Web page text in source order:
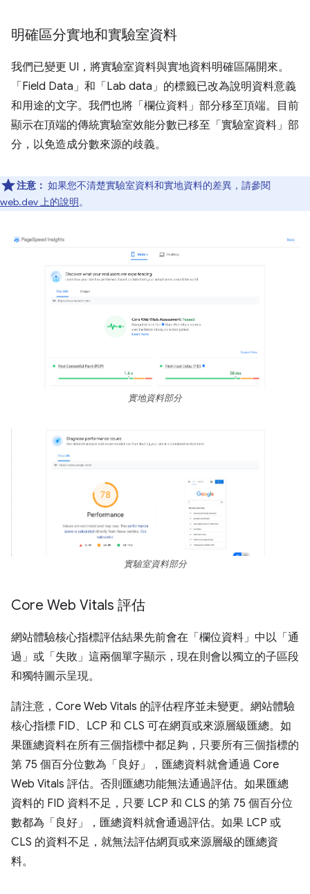
明確區分實地和實驗室資料
我們已變更 UI，將實驗室資料與實地資料明確區隔開來。
「Field Data」和「Lab data」的標籤已改為說明資料意義
和用途的文字。我們也將「欄位資料」部分移至頂端。目前
顯示在頂端的傳統實驗室效能分數已移至「實驗室資料」部
分，以免造成分數來源的歧義。
注意： 如果您不清楚實驗室資料和實地資料的差異，請參閱
web.dev 上的說明。
實地資料部分
實驗室資料部分
Core Web Vitals 評估
網站體驗核心指標評估結果先前會在「欄位資料」中以「通
過」或「失敗」這兩個單字顯示，現在則會以獨立的子區段
和獨特圖示呈現。
請注意，Core Web Vitals 的評估程序並未變更。網站體驗
核心指標 FID、LCP 和 CLS 可在網頁或來源層級匯總。如
果匯總資料在所有三個指標中都足夠，只要所有三個指標的
第 75 個百分位數為「良好」，匯總資料就會通過 Core
Web Vitals 評估。否則匯總功能無法通過評估。如果匯總
資料的 FID 資料不足，只要 LCP 和 CLS 的第 75 個百分位
數都為「良好」，匯總資料就會通過評估。如果 LCP 或
CLS 的資料不足，就無法評估網頁或來源層級的匯總資
料。